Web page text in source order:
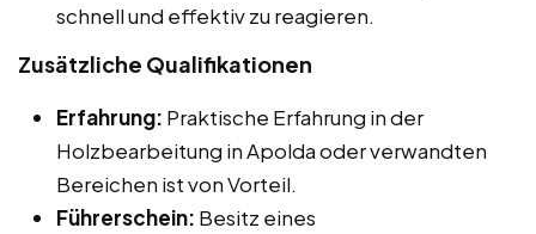
schnell und effektiv zu reagieren.
Zusätzliche Qualifikationen
Erfahrung: Praktische Erfahrung in der
Holzbearbeitung in Apolda oder verwandten
Bereichen ist von Vorteil.
Führerschein: Besitz eines